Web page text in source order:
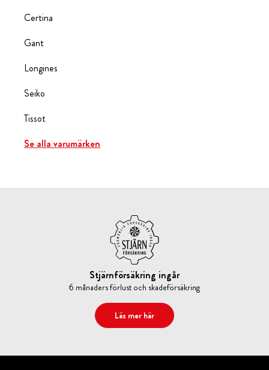
Certina
Gant
Longines
Seiko
Tissot
Se alla varumärken
Stjärnförsäkring ingår
6 månaders förlust och skadeförsäkring
Läs mer här